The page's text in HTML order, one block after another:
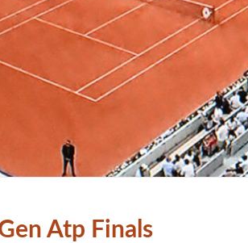
Atp Finals